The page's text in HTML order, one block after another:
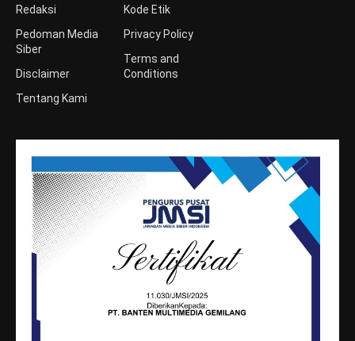
Redaksi
Pedoman Media
Siber
Disclaimer
Tentang Kami
Kode Etik
Privacy Policy
Terms and
Conditions